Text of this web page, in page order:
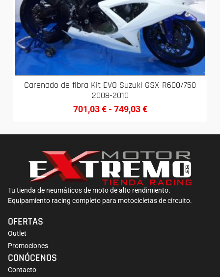
Carenado de fibra Kit EVO Suzuki GSX-R600/750
2008-2010
701,03€ - 749,03€
Tu tienda de neumáticos de moto de alto rendimiento.
Equipamiento racing completo para motocicletas de circuito.
OFERTAS
Outlet
Promociones
CONÓCENOS
Contacto